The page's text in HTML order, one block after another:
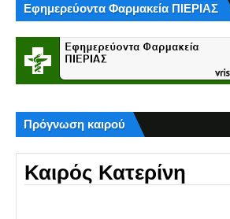
Εφημερεύοντα Φαρμακεία ΠΙΕΡΙΑΣ
Πρόγνωση καιρού
Καιρός Κατερίνη